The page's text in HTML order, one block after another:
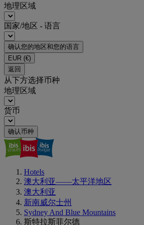
地理区域
国家/地区 - 语言
确认您的地区和您的语言
EUR (€)
返回
从下方选择币种
地理区域
货币
确认币种
Hotels
澳大利亚——太平洋地区
澳大利亚
新南威尔士州
Sydney And Blue Mountains
斯特拉斯菲尔德